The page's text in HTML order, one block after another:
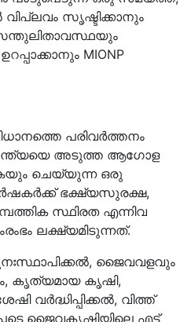
സൃഷ്ടിക്കാനും
MIONP
പരിവർത്തനം
അടുത്ത ആഗോള
ചെയ്യുന്ന ഒരു
കർഷകർക്ക് ഭക്ഷ്യസുരക്ഷ,
സ്ഥിരത എന്നിവ
ലക്ഷ്യമിടുന്നത്.
ജൈവവളവും
കൃത്യമായ കൃഷി,
വർദ്ധിപ്പിക്കൽ, വിത്ത്
ജൈവകൃഷിയിലെ എട്ട്